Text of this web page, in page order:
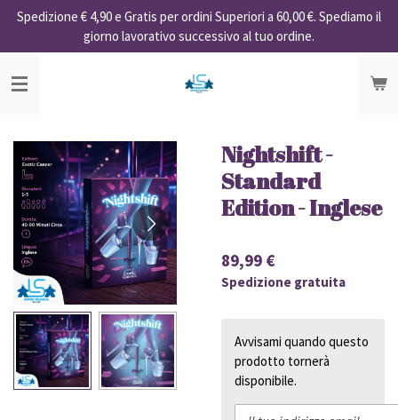
Vai
contenuto
principale
Spedizione € 4,90 e Gratis per ordini Superiori a 60,00 €. Spediamo il
giorno lavorativo successivo al tuo ordine.
Nightshift -
Standard
Edition - Inglese
89,99 €
Spedizione gratuita
Avvisami quando questo
prodotto tornerà
disponibile.